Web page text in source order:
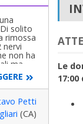
solito
rimossa
nervi
non ha
ma
per
un
e
Petti
(CA)
Le
17:00